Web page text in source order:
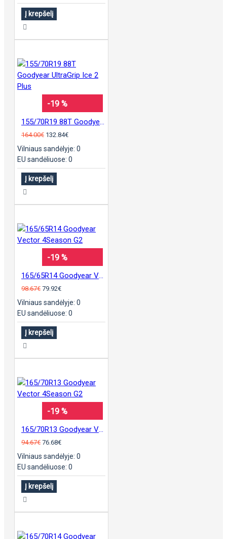
Į krepšelį
-19 %
164.00€ 132.84€
Vilniaus sandėlyje: 0
EU sandėliuose: 0
Į krepšelį
-19 %
98.67€ 79.92€
Vilniaus sandėlyje: 0
EU sandėliuose: 0
Į krepšelį
-19 %
94.67€ 76.68€
Vilniaus sandėlyje: 0
EU sandėliuose: 0
Į krepšelį